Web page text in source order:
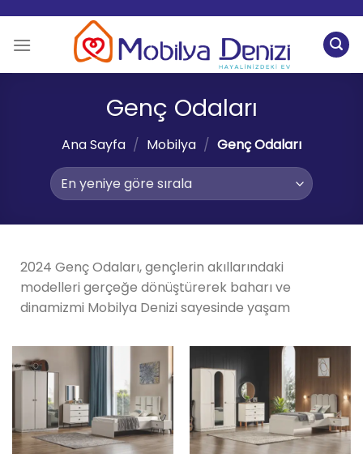
Genç Odaları
Ana Sayfa / Mobilya / Genç Odaları
2024 Genç Odaları, gençlerin akıllarındaki
modelleri gerçeğe dönüştürerek baharı ve
dinamizmi Mobilya Denizi sayesinde yaşam